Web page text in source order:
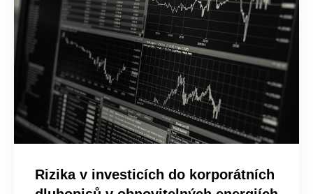
Rizika v investicích do korporátních